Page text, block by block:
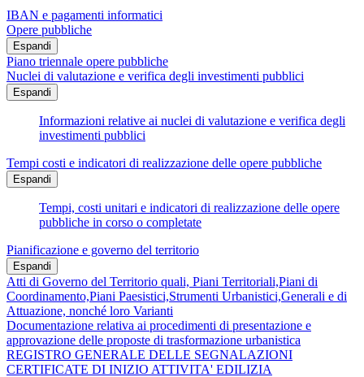
IBAN e pagamenti informatici
Opere pubbliche
Espandi
Piano triennale opere pubbliche
Nuclei di valutazione e verifica degli investimenti pubblici
Espandi
Informazioni relative ai nuclei di valutazione e verifica degli
investimenti pubblici
Tempi costi e indicatori di realizzazione delle opere pubbliche
Espandi
Tempi, costi unitari e indicatori di realizzazione delle opere
pubbliche in corso o completate
Pianificazione e governo del territorio
Espandi
Atti di Governo del Territorio quali, Piani Territoriali,Piani di
Coordinamento,Piani Paesistici,Strumenti Urbanistici,Generali e di
Attuazione, nonché loro Varianti
Documentazione relativa ai procedimenti di presentazione e
approvazione delle proposte di trasformazione urbanistica
REGISTRO GENERALE DELLE SEGNALAZIONI
CERTIFICATE DI INIZIO ATTIVITA' EDILIZIA